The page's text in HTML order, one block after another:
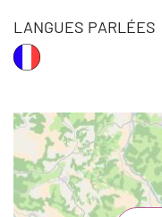
LANGUES PARLÉES